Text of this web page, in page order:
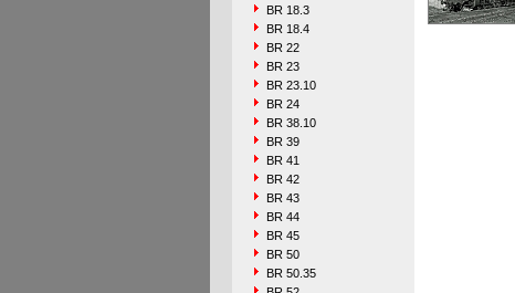
BR 18.3
BR 18.4
BR 22
BR 23
BR 23.10
BR 24
BR 38.10
BR 39
BR 41
BR 42
BR 43
BR 44
BR 45
BR 50
BR 50.35